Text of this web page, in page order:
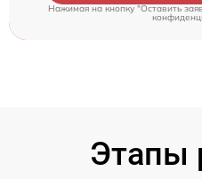
Нажимая на кнопку "Оставить
Этапы